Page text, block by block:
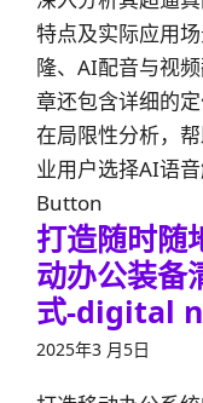
特点及实际应用
隆、AI配音与视
章还包含详细的
在局限性分析，
业用户选择AI语音
Button
打造随时随
动办公装备
式-digital
2025年3 月5日